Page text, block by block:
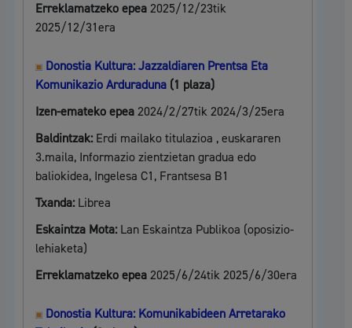
Erreklamatzeko epea 2025/12/23tik
2025/12/31era
Donostia Kultura: Jazzaldiaren Prentsa Eta
Komunikazio Arduraduna(1 plaza)
Izen-emateko epea 2024/2/27tik 2024/3/25era
Baldintzak: Erdi mailako titulazioa , euskararen
3.maila, Informazio zientzietan gradua edo
baliokidea, Ingelesa C1, Frantsesa B1
Txanda: Librea
Eskaintza Mota: Lan Eskaintza Publikoa (oposizio-
lehiaketa)
Erreklamatzeko epea 2025/6/24tik 2025/6/30era
Donostia Kultura: Komunikabideen Arretarako